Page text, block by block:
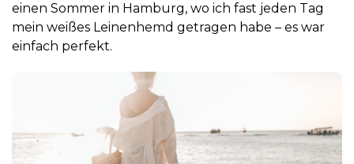
einen Sommer in Hamburg, wo ich fast jeden Tag
mein weißes Leinenhemd getragen habe – es war
einfach perfekt.